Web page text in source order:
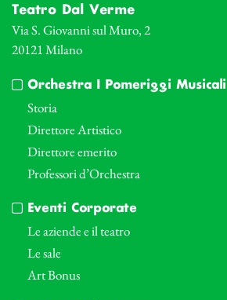
Teatro Dal Verme
Via S. Giovanni sul Muro, 2
20121 Milano
Orchestra I Pomeriggi Musicali
Storia
Direttore Artistico
Direttore emerito
Professori d’Orchestra
Eventi Corporate
Le aziende e il teatro
Le sale
Art Bonus